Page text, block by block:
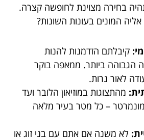
בחירה מצוינת לחופשה קצרה.
המונים בעונות השונות?
קיבלתם הזדמנות להנות
הגבוהה ביותר. ממאפה בוקר
לאור נרות.
מהתצוגות במוזיאון הלובר ועד
– כל מטר בעיר מלאה
לא משנה אם אתם עם בני זוג או